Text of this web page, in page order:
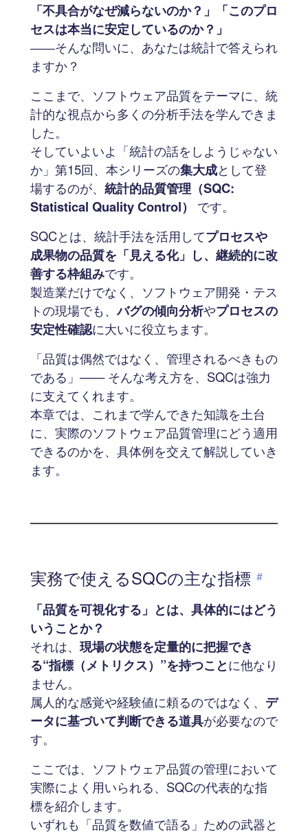
「不具合がなぜ減らないのか？」「このプロ
セスは本当に安定しているのか？」
――そんな問いに、あなたは統計で答えられ
ますか？
ここまで、ソフトウェア品質をテーマに、統
計的な視点から多くの分析手法を学んできま
した。
そしていよいよ「統計の話をしようじゃない
か」第15回、本シリーズの集大成として登
場するのが、 統計的品質管理（SQC:
Statistical Quality Control）
です。
SQCとは、統計手法を活用してプロセスや
成果物の品質を「見える化」し、継続的に改
善する枠組みです。
製造業だけでなく、ソフトウェア開発・テス
トの現場でも、バグの傾向分析やプロセスの
安定性確認に大いに役立ちます。
「品質は偶然ではなく、管理されるべきもの
である」—— そんな考え方を、SQCは強力
に支えてくれます。
本章では、これまで学んできた知識を土台
に、実際のソフトウェア品質管理にどう適用
できるのかを、具体例を交えて解説していき
ます。
実務で使えるSQCの主な指標 #
「品質を可視化する」とは、具体的にはどう
いうことか？
それは、 現場の状態を定量的に把握でき
る“指標（メトリクス）”を持つことに他なり
ません。
属人的な感覚や経験値に頼るのではなく、 デ
ータに基づいて判断できる道具が必要なので
す。
ここでは、ソフトウェア品質の管理において
実際によく用いられる、SQCの代表的な指
標を紹介します。
いずれも「品質を数値で語る」ための武器と